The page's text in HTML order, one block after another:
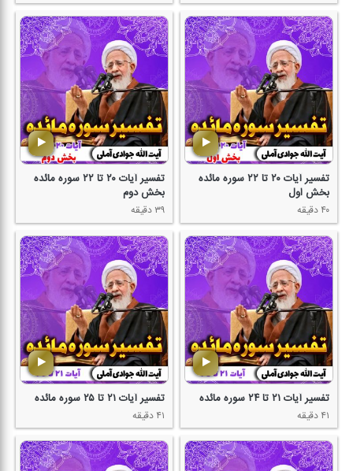
تفسیر آیات ۲۰ تا ۲۲ سوره مائده
بخش اول
۴۰ دقیقه
تفسیر آیات ۲۰ تا ۲۲ سوره مائده
بخش دوم
۳۹ دقیقه
تفسیر آیات ۲۱ تا ۲۴ سوره مائده
۴۱ دقیقه
تفسیر آیات ۲۱ تا ۲۵ سوره مائده
۴۱ دقیقه